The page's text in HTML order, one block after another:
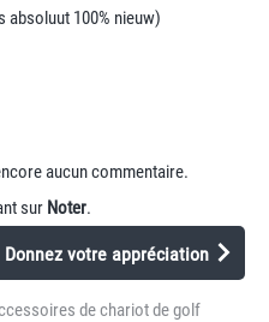
absoluut 100% nieuw)
aucun commentaire.
sur Noter.
Donnez votre appréciation
de chariot de golf